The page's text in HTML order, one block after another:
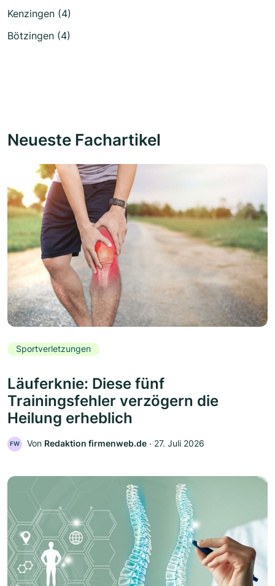
Kenzingen (4)
Bötzingen (4)
Neueste Fachartikel
Sportverletzungen
Läuferknie: Diese fünf
Trainingsfehler verzögern die
Heilung erheblich
FW Von Redaktion firmenweb.de ‧ 27. Juli 2026